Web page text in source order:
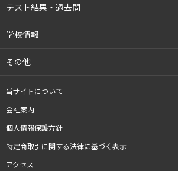
テスト結果・過去問
学校情報
その他
当サイトについて
会社案内
個人情報保護方針
特定商取引に関する法律に基づく表示
アクセス